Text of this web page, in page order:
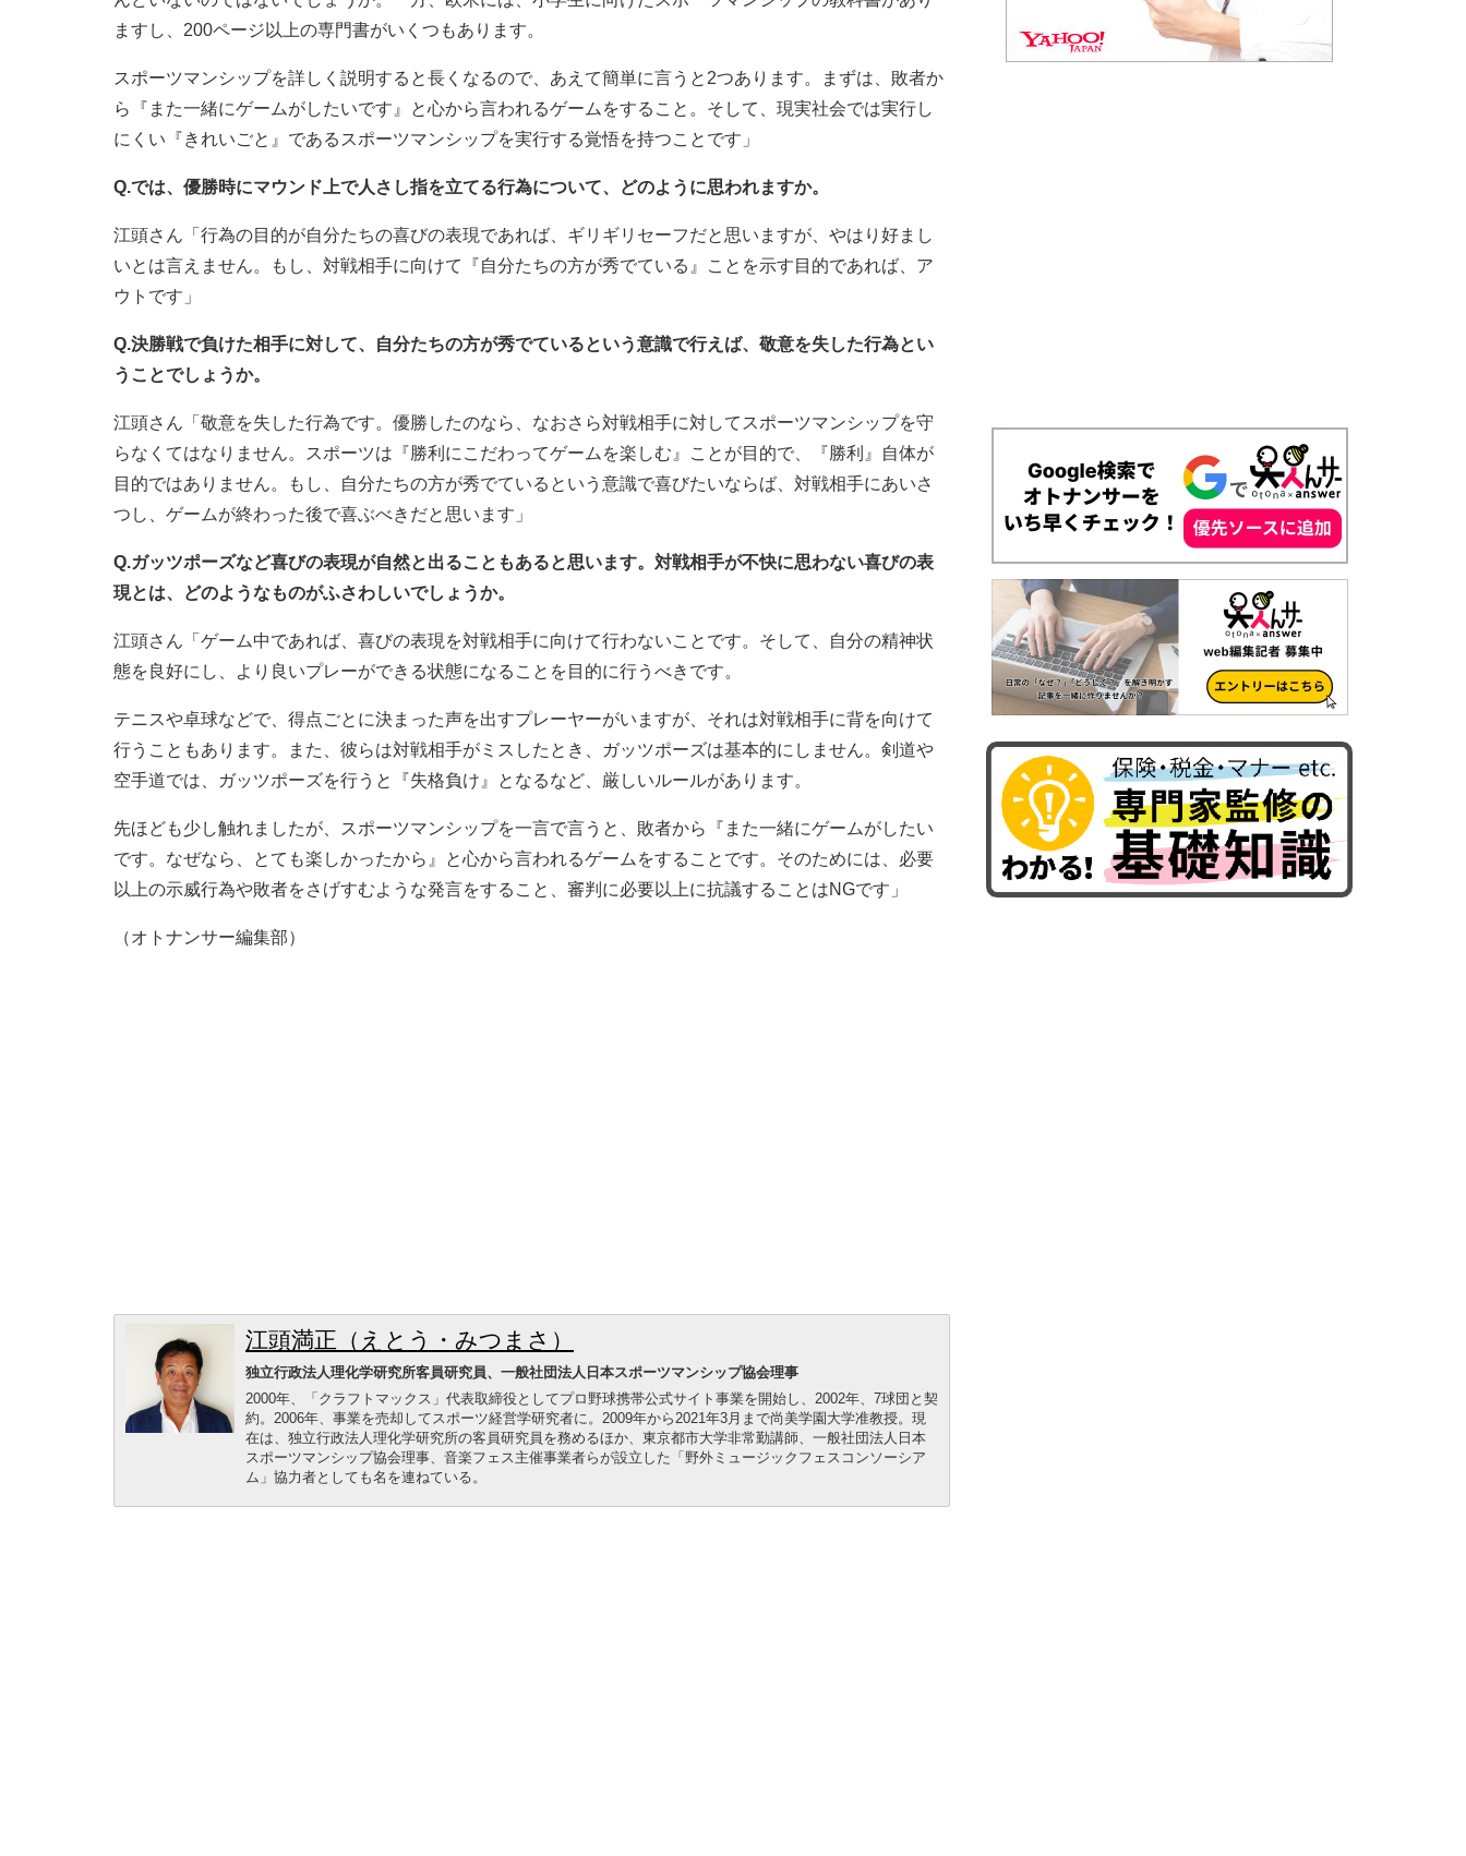
ますし、200ページ以上の専門書がいくつもあります。
スポーツマンシップを詳しく説明すると長くなるので、あえて簡単に言うと2つあります。まずは、敗者か
ら『また一緒にゲームがしたいです』と心から言われるゲームをすること。そして、現実社会では実行し
にくい『きれいごと』であるスポーツマンシップを実行する覚悟を持つことです」
Q.では、優勝時にマウンド上で人さし指を立てる行為について、どのように思われますか。
江頭さん「行為の目的が自分たちの喜びの表現であれば、ギリギリセーフだと思いますが、やはり好まし
いとは言えません。もし、対戦相手に向けて『自分たちの方が秀でている』ことを示す目的であれば、ア
ウトです」
Q.決勝戦で負けた相手に対して、自分たちの方が秀でているという意識で行えば、敬意を失した行為とい
うことでしょうか。
江頭さん「敬意を失した行為です。優勝したのなら、なおさら対戦相手に対してスポーツマンシップを守
らなくてはなりません。スポーツは『勝利にこだわってゲームを楽しむ』ことが目的で、『勝利』自体が
目的ではありません。もし、自分たちの方が秀でているという意識で喜びたいならば、対戦相手にあいさ
つし、ゲームが終わった後で喜ぶべきだと思います」
Q.ガッツポーズなど喜びの表現が自然と出ることもあると思います。対戦相手が不快に思わない喜びの表
現とは、どのようなものがふさわしいでしょうか。
江頭さん「ゲーム中であれば、喜びの表現を対戦相手に向けて行わないことです。そして、自分の精神状
態を良好にし、より良いプレーができる状態になることを目的に行うべきです。
テニスや卓球などで、得点ごとに決まった声を出すプレーヤーがいますが、それは対戦相手に背を向けて
行うこともあります。また、彼らは対戦相手がミスしたとき、ガッツポーズは基本的にしません。剣道や
空手道では、ガッツポーズを行うと『失格負け』となるなど、厳しいルールがあります。
先ほども少し触れましたが、スポーツマンシップを一言で言うと、敗者から『また一緒にゲームがしたい
です。なぜなら、とても楽しかったから』と心から言われるゲームをすることです。そのためには、必要
以上の示威行為や敗者をさげすむような発言をすること、審判に必要以上に抗議することはNGです」
（オトナンサー編集部）
江頭満正（えとう・みつまさ）
独立行政法人理化学研究所客員研究員、一般社団法人日本スポーツマンシップ協会理事
2000年、「クラフトマックス」代表取締役としてプロ野球携帯公式サイト事業を開始し、2002年、7球団と契
約。2006年、事業を売却してスポーツ経営学研究者に。2009年から2021年3月まで尚美学園大学准教授。現
在は、独立行政法人理化学研究所の客員研究員を務めるほか、東京都市大学非常勤講師、一般社団法人日本
スポーツマンシップ協会理事、音楽フェス主催事業者らが設立した「野外ミュージックフェスコンソーシア
ム」協力者としても名を連ねている。